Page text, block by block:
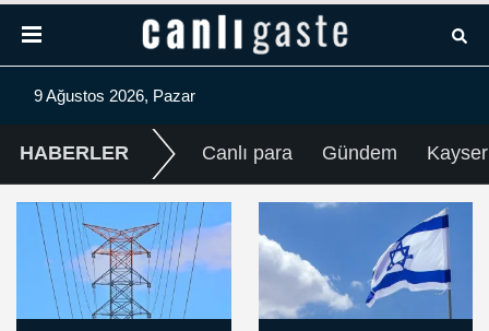
9 Ağustos 2026, Pazar
HABERLER Canlı para Gündem